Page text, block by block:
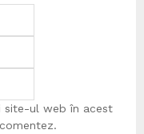
site-ul web în acest